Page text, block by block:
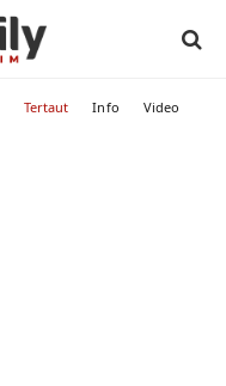
Tertaut Info Video